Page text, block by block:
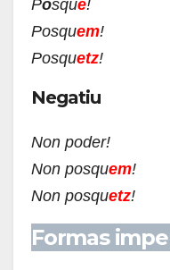
Pòsque!
Posquem!
Posquetz!
Negatiu
Non poder!
Non posquem!
Non posquetz!
Formas